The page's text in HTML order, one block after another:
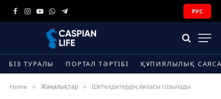
Facebook
Instagram
YouTube
WhatsApp
Telegram
РУС
БІЗ ТУРАЛЫ ПОРТАЛ ТӘРТІБІ ҚҰПИЯЛЫЛЫҚ
Home » Жаңалықтар » Шетелдіктердің визасы созылады